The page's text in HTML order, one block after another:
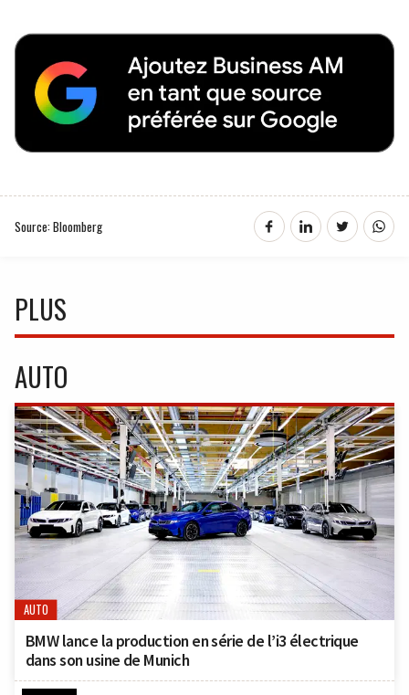
Source: Bloomberg
PLUS
AUTO
AUTO
BMW lance la production en série de l’i3 électrique
dans son usine de Munich